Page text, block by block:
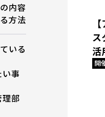
内容
方法
いる
い事
理部
ス
活
開